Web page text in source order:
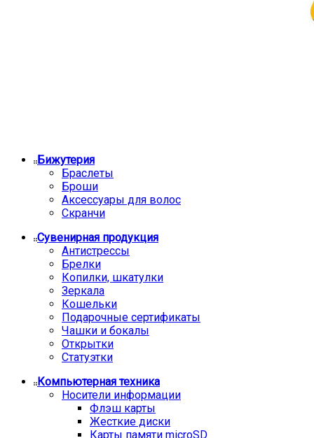
Бижутерия
Браслеты
Броши
Аксессуары для волос
Скранчи
Сувенирная продукция
Антистрессы
Брелки
Копилки, шкатулки
Зеркала
Кошельки
Подарочные сертификаты
Чашки и бокалы
Открытки
Статуэтки
Компьютерная техника
Носители информации
Флэш карты
Жесткие диски
Карты памяти microSD